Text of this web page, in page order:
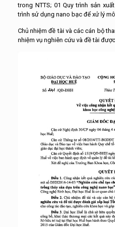
trong NTTS; 01 Quy trình sản
trình sử dụng nano bạc để xử lý
Chủ nhiệm đề tài và các cán bộ
nhiệm vụ nghiên cứu và đề tài